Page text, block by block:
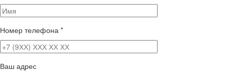
Номер телефона *
Ваш адрес